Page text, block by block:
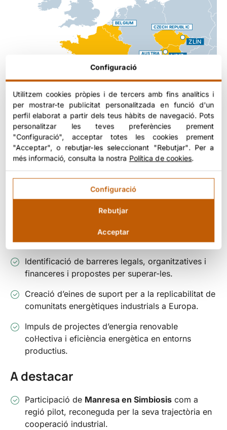
Resultats obtinguts
Desenvolupament i testatge de models de
comunitats energètiques en polígons industrials.
Identificació de barreres legals, organitzatives i
financeres i propostes per superar-les.
Creació d’eines de suport per a la replicabilitat de
comunitats energètiques industrials a Europa.
Impuls de projectes d’energia renovable
col·lectiva i eficiència energètica en entorns
productius.
A destacar
Participació de Manresa en Simbiosiscom a
regió pilot, reconeguda per la seva trajectòria en
cooperació industrial.
Configuració
Utilitzem cookies pròpies i de tercers amb fins analítics i
per mostrar-te publicitat personalitzada en funció d'un
perfil elaborat a partir dels teus hàbits de navegació. Pots
personalitzar les teves preferències prement
"Configuració", acceptar totes les cookies prement
"Acceptar", o rebutjar-les seleccionant "Rebutjar". Per a
més informació, consulta la nostra Política de cookies.
Configuració
Rebutjar
Acceptar